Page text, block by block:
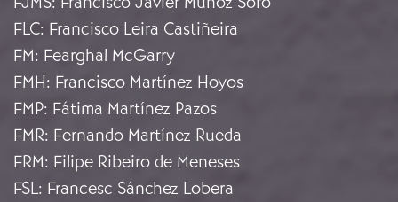
FLC: Francisco Leira Castiñeira
FM: Fearghal McGarry
FMH: Francisco Martínez Hoyos
FMP: Fátima Martínez Pazos
FMR: Fernando Martínez Rueda
FRM: Filipe Ribeiro de Meneses
FSL: Francesc Sánchez Lobera